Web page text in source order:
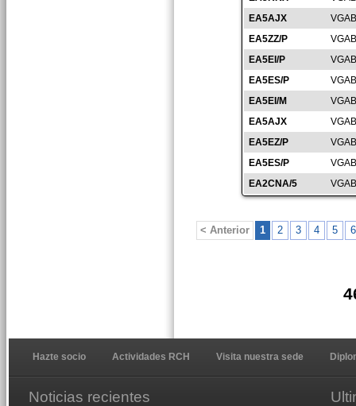
EA5AJX
EA5ZZ/P
EA5EI/P
EA5ES/P
EA5EI/M
EA5AJX
EA5EZ/P
EA5ES/P
EA2CNA/5
< Anterior 1 2 3 4 5 6
Hazte socio Actividades RCH Visita nuestra sede
Noticias recientes